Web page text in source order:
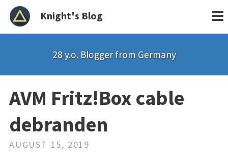
Knight's Blog
28 y.o. Blogger from Germany
AVM Fritz!Box cable
debranden
AUGUST 15, 2019